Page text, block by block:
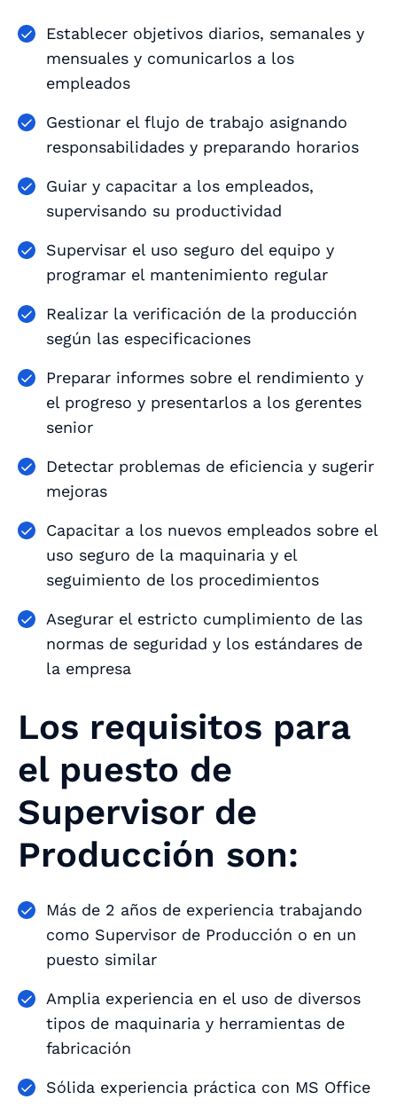
Establecer objetivos diarios, semanales y
mensuales y comunicarlos a los
empleados
Gestionar el flujo de trabajo asignando
responsabilidades y preparando horarios
Guiar y capacitar a los empleados,
supervisando su productividad
Supervisar el uso seguro del equipo y
programar el mantenimiento regular
Realizar la verificación de la producción
según las especificaciones
Preparar informes sobre el rendimiento y
el progreso y presentarlos a los gerentes
senior
Detectar problemas de eficiencia y sugerir
mejoras
Capacitar a los nuevos empleados sobre el
uso seguro de la maquinaria y el
seguimiento de los procedimientos
Asegurar el estricto cumplimiento de las
normas de seguridad y los estándares de
la empresa
Los requisitos para
el puesto de
Supervisor de
Producción son:
Más de 2 años de experiencia trabajando
como Supervisor de Producción o en un
puesto similar
Amplia experiencia en el uso de diversos
tipos de maquinaria y herramientas de
fabricación
Sólida experiencia práctica con MS Office